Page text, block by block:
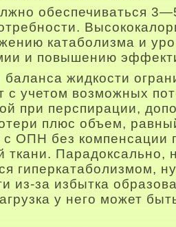
обеспечиваться
катаболизма и
и повышению
жидкости
с учетом возможных
при перспирации,
плюс объем,
ОПН без компенсации
ткани. Парадоксально,
гиперкатаболизмом,
из-за избытка
у него может